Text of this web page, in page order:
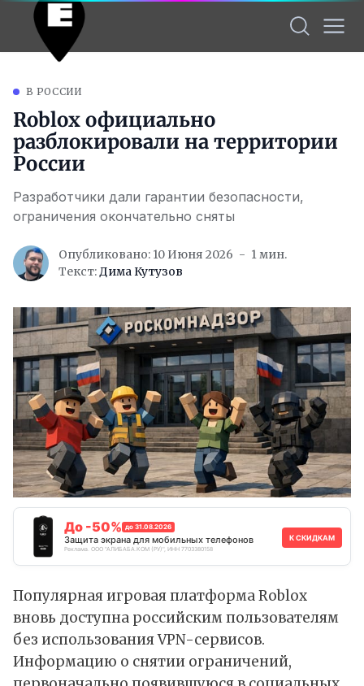
В РОССИИ
Roblox официально
разблокировали на территории
России
Разработчики дали гарантии безопасности,
ограничения окончательно сняты
Опубликовано: 10 Июня 2026
1 мин.
Текст:Дима Кутузов
До -50% до 31.08.2026
Защита экрана для мобильных телефонов
Реклама. ООО "АЛИБАБА.КОМ (РУ)", ИНН 7703380158
К СКИДКАМ
Популярная игровая платформа Roblox
вновь доступна российским пользователям
без использования VPN-сервисов.
Информацию о снятии ограничений,